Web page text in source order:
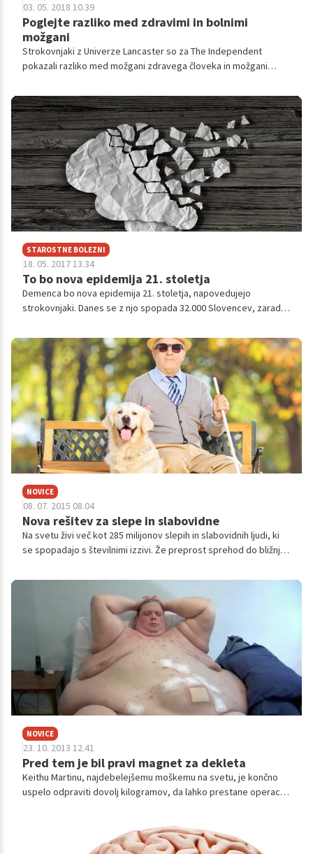
03. 05. 2018 10.39
Poglejte razliko med zdravimi in bolnimi
možgani
Strokovnjaki z Univerze Lancaster so za The Independent
pokazali razliko med možgani zdravega človeka in možgani
časa, s katero se spopada vse več ljudi. Prav zato je
pomembno, da jo čim bolje razumemo.
STAROSTNE BOLEZNI
18. 05. 2017 13.34
To bo nova epidemija 21. stoletja
Demenca bo nova epidemija 21. stoletja, napovedujejo
strokovnjaki. Danes se z njo spopada 32.000 Slovencev, zaradi
kot dvakrat podvojilo. Najpogostejša demenca je Alzheimerjeva
bolezen, ki predstavja kar 70 odstotkov vseh demenc.
Preverite, kakšni so simptomi demence in kako jo pravočasno
prepoznati.
NOVICE
08. 07. 2015 08.04
Nova rešitev za slepe in slabovidne
Na svetu živi več kot 285 milijonov slepih in slabovidnih ljudi, ki
se spopadajo s številnimi izzivi. Že preprost sprehod do bližnje
ne bi bilo več tako, so izumili posebno navigacijo, ki pomaga
usmerjati slepe in slabovidne in lahko celo prepozna predmete
NOVICE
23. 10. 2013 12.41
Pred tem je bil pravi magnet za dekleta
Keithu Martinu, najdebelejšemu moškemu na svetu, je končno
uspelo odpraviti dovolj kilogramov, da lahko prestane operacijo